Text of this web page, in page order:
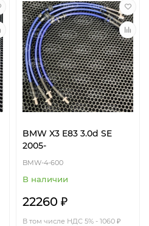
BMW X3 E83 3.0d SE
2005-
BMW-4-600
В наличии
22260 ₽
В том числе НДС 5% - 1060 ₽